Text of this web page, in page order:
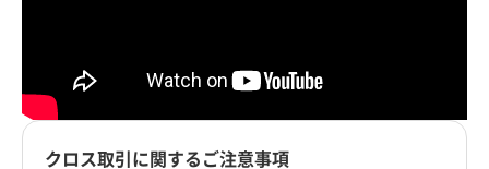
クロス取引に関するご注意事項